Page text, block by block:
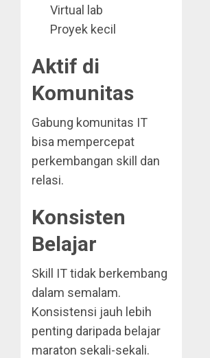
Virtual lab
Proyek kecil
Aktif di
Komunitas
Gabung komunitas IT
bisa mempercepat
perkembangan skill dan
relasi.
Konsisten
Belajar
Skill IT tidak berkembang
dalam semalam.
Konsistensi jauh lebih
penting daripada belajar
maraton sekali-sekali.